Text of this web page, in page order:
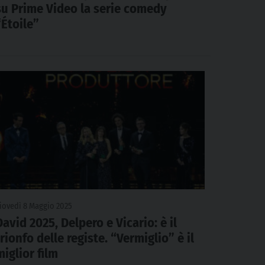
Prime Video la serie comedy
2025, Delpero e Vicario: è il
delle registe. “Vermiglio” è il
film